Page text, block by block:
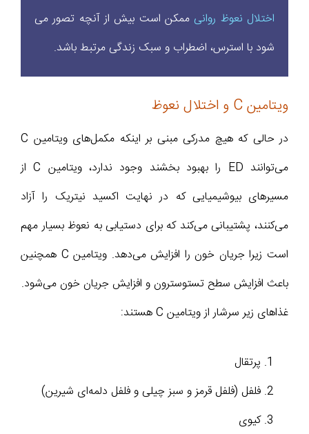
اختلال نعوظ روانی ممکن است بیش از آنچه تصور می‌
شود با استرس، اضطراب و سبک زندگی مرتبط باشد.
ویتامین C و اختلال نعوظ
در حالی که هیچ مدرکی مبنی بر اینکه مکمل‌های ویتامین C
می‌توانند ED را بهبود بخشند وجود ندارد، ویتامین C از
مسیرهای بیوشیمیایی که در نهایت اکسید نیتریک را آزاد
می‌کنند، پشتیبانی می‌کند که برای دستیابی به نعوظ بسیار مهم
است زیرا جریان خون را افزایش می‌دهد. ویتامین C همچنین
باعث افزایش سطح تستوسترون و افزایش جریان خون می‌شود.
غذاهای زیر سرشار از ویتامین C هستند:
پرتقال
فلفل (فلفل قرمز و سبز چیلی و فلفل دلمه‌ای شیرین)
کیوی